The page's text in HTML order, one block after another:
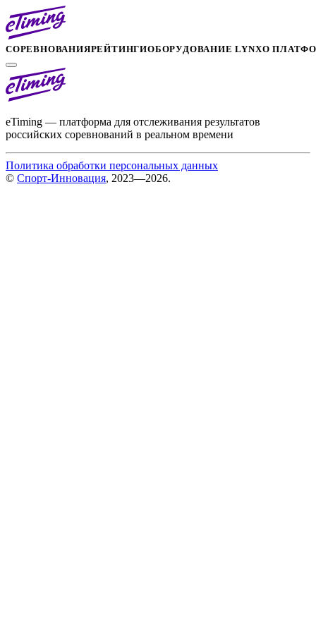
СОРЕВНОВАНИЯРЕЙТИНГИОБОРУДОВАНИЕ LYNXО
eTiming — платформа для отслеживания результатов
российских соревнований в реальном времени
Политика обработки персональных данных
© Спорт-Инновация, 2023—2026.